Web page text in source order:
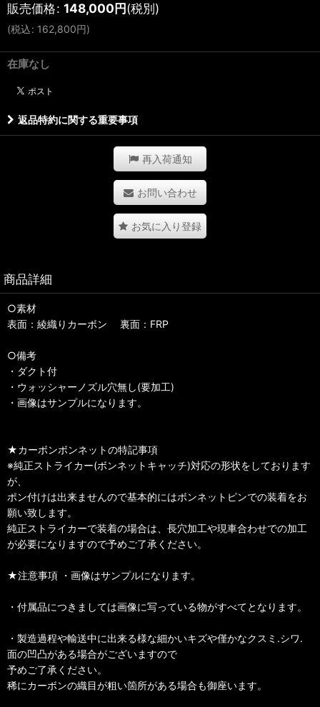
販売価格: 148,000円(税別)
(税込: 162,800円)
在庫なし
返品特約に関する重要事項
再入荷通知
お問い合わせ
お気に入り登録
商品詳細
○素材
表面：綾織りカーボン 裏面：FRP
○備考
・ダクト付
・ウォッシャーノズル穴無し(要加工)
・画像はサンプルになります。
★カーボンボンネットの特記事項
※純正ストライカー(ボンネットキャッチ)対応の形状をしております
が、
ポン付けは出来ませんので基本的にはボンネットピンでの装着をお
願い致します。
純正ストライカーで装着の場合は、長穴加工や現車合わせでの加工
が必要になりますので予めご了承ください。
★注意事項 ・画像はサンプルになります。
・付属品につきましては画像に写っている物がすべてとなります。
・製造過程や輸送中に出来る様な細かいキズや僅かなクスミ.シワ.
面の凹凸がある場合がございますので
予めご了承ください。
稀にカーボンの織目が粗い箇所がある場合も御座います。